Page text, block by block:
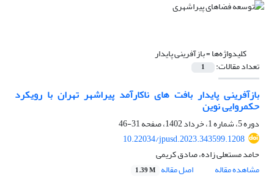
کلیدواژه‌ها =بازآفرینی پایدار
تعداد مقالات: 1
بازآفرینی پایدار بافت های ناکارآمد پیراشهر تهران با رویکرد
حکمروایی نوین
دوره 5، شماره 1، خرداد 1402، صفحه
31-46
10.22034/jpusd.2023.343599.1208
حامد مستعلی زاده، صادق کریمی
مشاهده مقاله
اصل مقاله 1.39 M